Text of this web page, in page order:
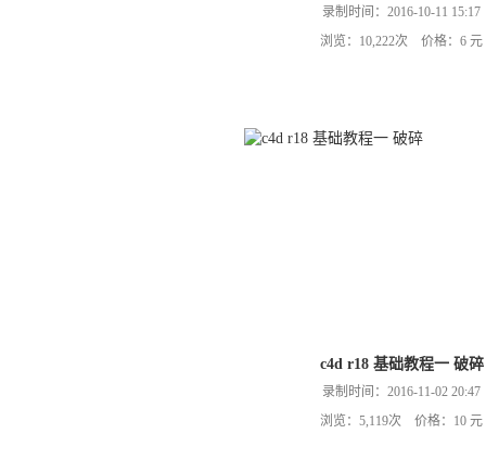
录制时间：2016-10-11 15:17
浏览：10,222次 价格：6 元
c4d r18 基础教程一 破碎
录制时间：2016-11-02 20:47
浏览：5,119次 价格：10 元